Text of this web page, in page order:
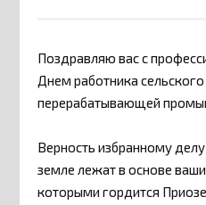
Поздравляю вас с
Днем работника сельского
перерабатывающей
Верность избранному
земле лежат в основе
которыми гордится